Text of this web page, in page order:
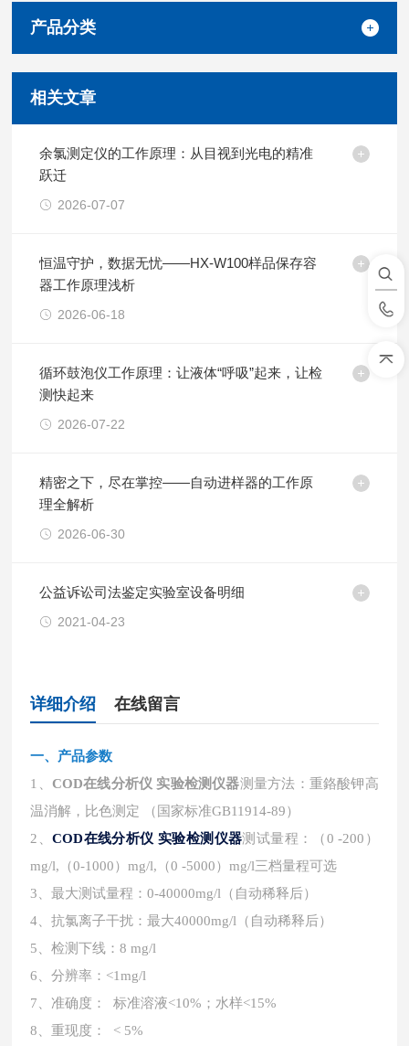
产品分类
相关文章
余氯测定仪的工作原理：从目视到光电的精准
跃迁
2026-07-07
恒温守护，数据无忧——HX-W100样品保存容
器工作原理浅析
2026-06-18
循环鼓泡仪工作原理：让液体“呼吸”起来，让检
测快起来
2026-07-22
精密之下，尽在掌控——自动进样器的工作原
理全解析
2026-06-30
公益诉讼司法鉴定实验室设备明细
2021-04-23
详细介绍 在线留言
一、 产品参数
1、 COD在线分析仪 实验检测仪器测量方法：重鉻酸钾高
温消解，比色测定 （国家标准GB11914-89）
2、COD在线分析仪 实验检测仪器测试量程：（0 -200）
mg/l,（0-1000）mg/l,（0 -5000）mg/l三档量程可选
3、最大测试量程：0-40000mg/l（自动稀释后）
4、抗氯离子干扰：最大40000mg/l（自动稀释后）
5、检测下线：8 mg/l
6、分辨率：<1mg/l
7、准确度： 标准溶液<10%；水样<15%
8、重现度： < 5%